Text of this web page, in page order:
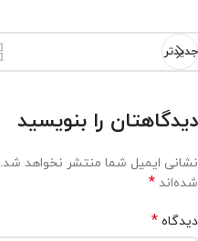
جدیدتر
دیدگاهتان را بنویسید
نشانی ایمیل شما منتشر نخواهد شد.
شده‌اند *
دیدگاه *